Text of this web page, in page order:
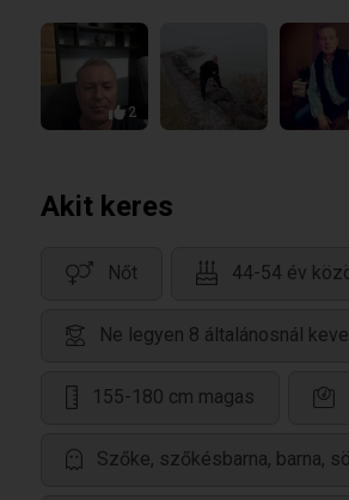
2
Akit keres
Nőt 44-54 év
Ne legyen 8 általánosnál
155-180 cm magas
Szőke, szőkésbarna, barna,